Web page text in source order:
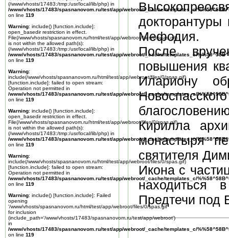
Мефодия.
После
повышения
Илариону
Кирилла
монастыря
святителя
Икона с
находиться
Предтечи под
(/www/vhosts/17483:/tmp:/usr/local/lib/php) in
/www/vhosts/17483/spasnanovom.ru/test/app/webroot/_cache/templates_c/
on line 119
Warning: include() [function.include]:
open_basedir restriction in effect.
File(/www/vhosts/spasnanovom.ru/html/test/app/webroot/files/0/spas.gif)
is not within the allowed path(s):
(/www/vhosts/17483:/tmp:/usr/local/lib/php) in
/www/vhosts/17483/spasnanovom.ru/test/app/webroot/_cache/templates_c/
on line 119
Warning:
include(/www/vhosts/spasnanovom.ru/html/test/app/webroot/files/0/spas.gif)
[function.include]: failed to open stream:
Operation not permitted in
/www/vhosts/17483/spasnanovom.ru/test/app/webroot/_cache/templates_c/
on line 119
Warning: include() [function.include]:
open_basedir restriction in effect.
File(/www/vhosts/spasnanovom.ru/html/test/app/webroot/files/0/spas.gif)
is not within the allowed path(s):
(/www/vhosts/17483:/tmp:/usr/local/lib/php) in
/www/vhosts/17483/spasnanovom.ru/test/app/webroot/_cache/templates_c/
on line 119
Warning:
include(/www/vhosts/spasnanovom.ru/html/test/app/webroot/files/0/spas.gif)
[function.include]: failed to open stream:
Operation not permitted in
/www/vhosts/17483/spasnanovom.ru/test/app/webroot/_cache/templates_c/
on line 119
Warning: include() [function.include]: Failed
opening
'/www/vhosts/spasnanovom.ru/html/test/app/webroot/files/0/spas.gif'
for inclusion
(include_path='/www/vhosts/17483/spasnanovom.ru/test/app/webroot')
in
/www/vhosts/17483/spasnanovom.ru/test/app/webroot/_cache/templates_c/
on line 119